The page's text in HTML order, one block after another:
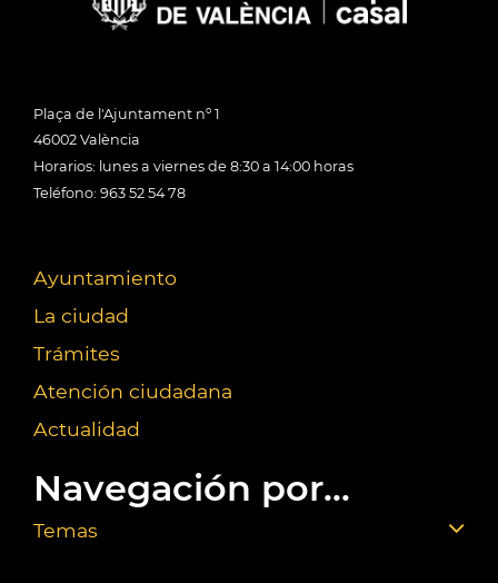
Plaça de l'Ajuntament nº 1
46002 València
Horarios: lunes a viernes de 8:30 a 14:00 horas
Teléfono: 963 52 54 78
Ayuntamiento
La ciudad
Trámites
Atención ciudadana
Actualidad
Navegación por...
Temas